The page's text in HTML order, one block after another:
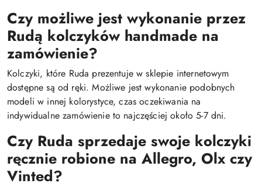
Czy możliwe jest wykonanie przez
Rudą kolczyków handmade na
zamówienie?
Kolczyki, które Ruda prezentuje w sklepie internetowym
dostępne są od ręki. Możliwe jest wykonanie podobnych
modeli w innej kolorystyce, czas oczekiwania na
indywidualne zamówienie to najczęściej około 5-7 dni.
Czy Ruda sprzedaje swoje kolczyki
ręcznie robione na Allegro, Olx czy
Vinted?